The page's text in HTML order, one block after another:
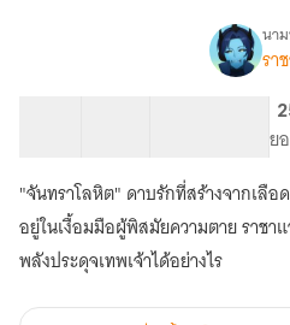
เรื่
พั
แ
ค
จ
นา
รา
ย
"จันทราโลหิต" ดาบรักที่สร้างจากเลื
อยู่ในเงื้อมมือผู้พิสมัยความตาย ราชา
พลังประดุจเทพเจ้าได้อย่างไร